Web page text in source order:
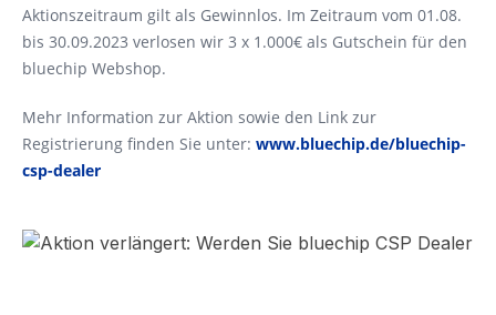
Aktionszeitraum gilt als Gewinnlos. Im Zeitraum vom 01.08.
bis 30.09.2023 verlosen wir 3 x 1.000€ als Gutschein für den
bluechip Webshop.
Mehr Information zur Aktion sowie den Link zur
Registrierung finden Sie unter: www.bluechip.de/bluechip-
csp-dealer